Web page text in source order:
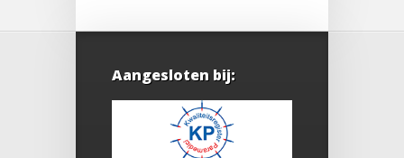
Aangesloten bij: